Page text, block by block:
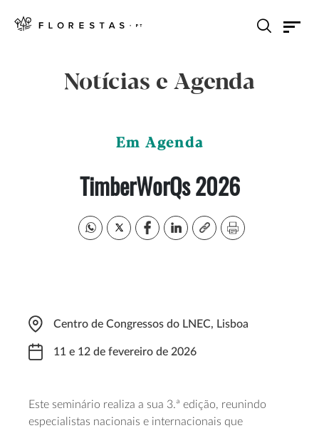
Notícias e Agenda
Em Agenda
TimberWorQs 2026
Centro de Congressos do LNEC, Lisboa
11 e 12 de fevereiro de 2026
Este seminário realiza a sua 3.ª edição, reunindo
especialistas nacionais e internacionais que